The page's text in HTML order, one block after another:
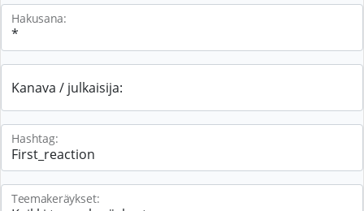
Hakusana:
Kanava / julkaisija:
Hashtag:
Teemakeräykset: